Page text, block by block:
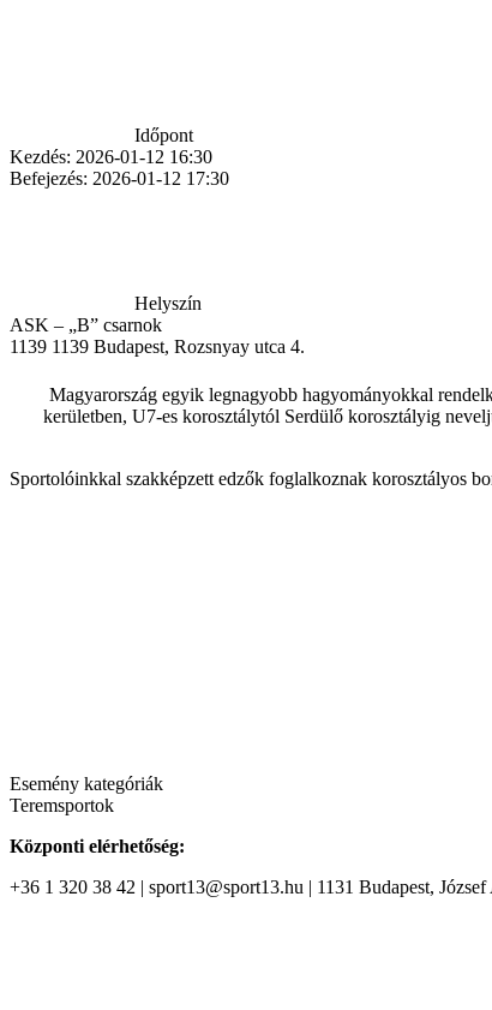
Időpont
Kezdés: 2026-01-12 16:30
Befejezés: 2026-01-12 17:30
Helyszín
ASK – „B” csarnok
1139 1139 Budapest, Rozsnyay utca 4.
Magyarország egyik legnagyobb hagyományokkal
kerületben, U7-es korosztálytól Serdülő korosztályig
Sportolóinkkal szakképzett edzők foglalkoznak korosztályos
Esemény kategóriák
Teremsportok
Központi elérhetőség:
+36 1 320 38 42 | sport13@sport13.hu | 1131 Budapest,